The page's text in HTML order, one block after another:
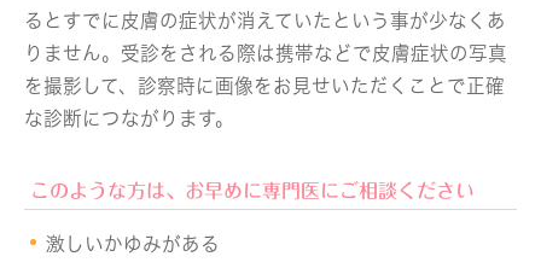
るとすでに皮膚の症状が消えていたという事が少なくあ
りません。受診をされる際は携帯などで皮膚症状の写真
を撮影して、診察時に画像をお見せいただくことで正確
な診断につながります。
このような方は、お早めに専門医にご相談ください
激しいかゆみがある